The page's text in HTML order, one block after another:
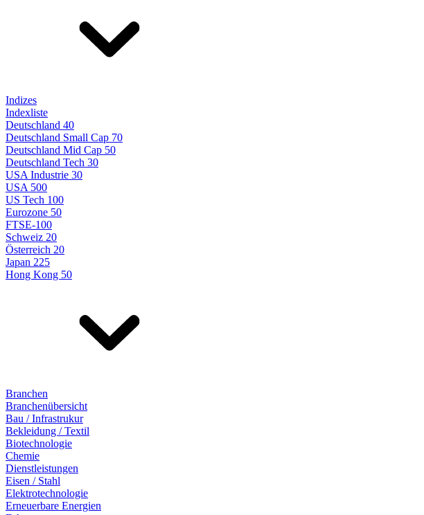
Indizes
Indexliste
Deutschland 40
Deutschland Small Cap 70
Deutschland Mid Cap 50
Deutschland Tech 30
USA Industrie 30
USA 500
US Tech 100
Eurozone 50
FTSE-100
Schweiz 20
Österreich 20
Japan 225
Hong Kong 50
Branchen
Branchenübersicht
Bau / Infrastrukur
Bekleidung / Textil
Biotechnologie
Chemie
Dienstleistungen
Eisen / Stahl
Elektrotechnologie
Erneuerbare Energien